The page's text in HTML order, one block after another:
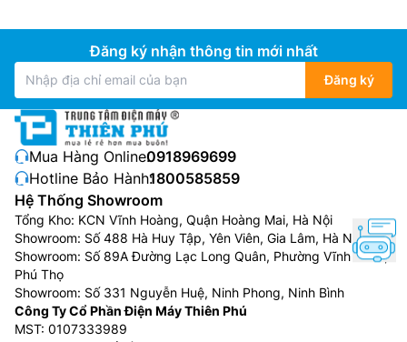
Đăng ký nhận thông tin mới nhất
Đăng ký
Mua Hàng Online:0918969699
Hotline Bảo Hành:1800585859
Hệ Thống Showroom
Tổng Kho: KCN Vĩnh Hoàng, Quận Hoàng Mai, Hà Nội
Showroom: Số 488 Hà Huy Tập, Yên Viên, Gia Lâm, Hà Nội
Showroom: Số 89A Đường Lạc Long Quân, Phường Vĩnh Phúc,
Phú Thọ
Showroom: Số 331 Nguyễn Huệ, Ninh Phong, Ninh Bình
Công Ty Cổ Phần Điện Máy Thiên Phú
MST: 0107333989